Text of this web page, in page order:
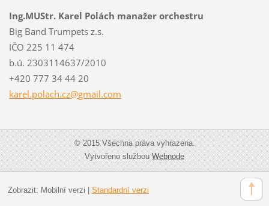
Ing.MUStr. Karel Polách manažer orchestru
Big Band Trumpets z.s.
IČO 225 11 474
b.ú. 2303114637/2010
+420 777 34 44 20
karel.polach.cz@gmail.com
© 2015 Všechna práva vyhrazena.
Vytvořeno službouWebnode
Zobrazit: Mobilní verzi Standardní verzi